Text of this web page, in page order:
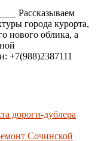
Рассказываем
города курорта,
нового облика, а
+7(988)2387111
дороги-дублера
Сочинской